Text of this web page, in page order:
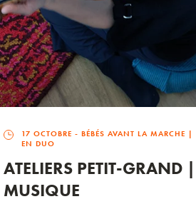
17 OCTOBRE - BÉBÉS AVANT LA MARCHE |
EN DUO
ATELIERS PETIT-GRAND |
MUSIQUE